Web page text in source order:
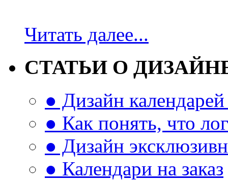
Читать далее...
СТАТЬИ О
● Дизайн
● Как понять, что
● Дизайн
● Календари на заказ